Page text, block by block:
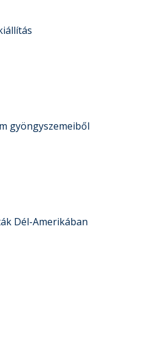
gyöngyszemeiből
Dél-Amerikában